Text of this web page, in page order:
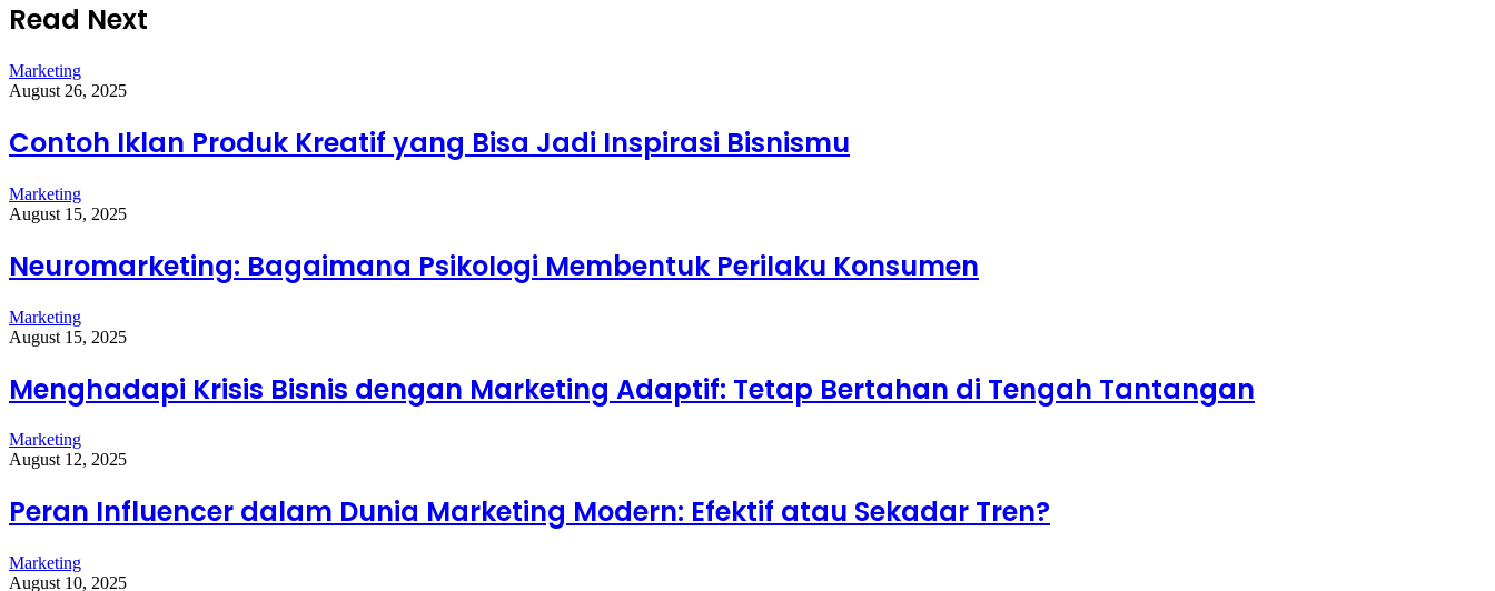
Read Next
Marketing
August 26, 2025
Contoh Iklan Produk Kreatif yang Bisa Jadi Inspirasi Bisnismu
Marketing
August 15, 2025
Neuromarketing: Bagaimana Psikologi Membentuk Perilaku Konsumen
Marketing
August 15, 2025
Menghadapi Krisis Bisnis dengan Marketing Adaptif: Tetap Bertahan di Tengah Tantangan
Marketing
August 12, 2025
Peran Influencer dalam Dunia Marketing Modern: Efektif atau Sekadar Tren?
Marketing
August 10, 2025